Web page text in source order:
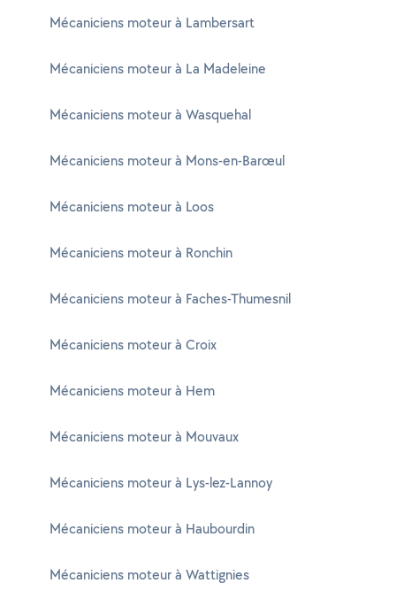
Mécaniciens moteur à Lambersart
Mécaniciens moteur à La Madeleine
Mécaniciens moteur à Wasquehal
Mécaniciens moteur à Mons-en-Barœul
Mécaniciens moteur à Loos
Mécaniciens moteur à Ronchin
Mécaniciens moteur à Faches-Thumesnil
Mécaniciens moteur à Croix
Mécaniciens moteur à Hem
Mécaniciens moteur à Mouvaux
Mécaniciens moteur à Lys-lez-Lannoy
Mécaniciens moteur à Haubourdin
Mécaniciens moteur à Wattignies